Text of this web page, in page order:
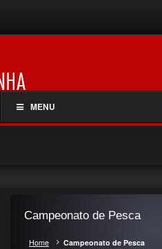
MENU
Campeonato de Pesca
Home Campeonato de Pesca